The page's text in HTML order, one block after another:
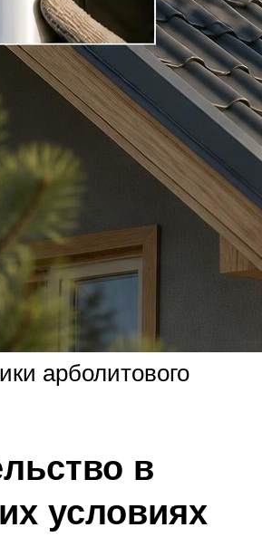
арболитового
в
условиях